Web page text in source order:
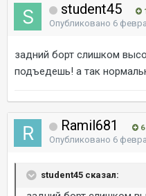
student45
Опубликовано 6
задний борт слишком
подъедешь! а так
Ramil681 6
Опубликовано 6
student45 сказал: